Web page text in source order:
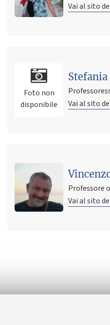
Vai al sito
Foto non
disponibile
Vai al sito
Professore
Vai al sito
Cognition